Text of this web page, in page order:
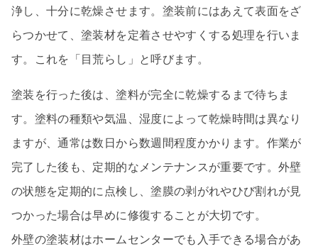
浄し、十分に乾燥させます。塗装前にはあえて表面をざ
らつかせて、塗装材を定着させやすくする処理を行いま
す。これを「目荒らし」と呼びます。
塗装を行った後は、塗料が完全に乾燥するまで待ちま
す。塗料の種類や気温、湿度によって乾燥時間は異なり
ますが、通常は数日から数週間程度かかります。作業が
完了した後も、定期的なメンテナンスが重要です。外壁
の状態を定期的に点検し、塗膜の剥がれやひび割れが見
つかった場合は早めに修復することが大切です。
外壁の塗装材はホームセンターでも入手できる場合があ